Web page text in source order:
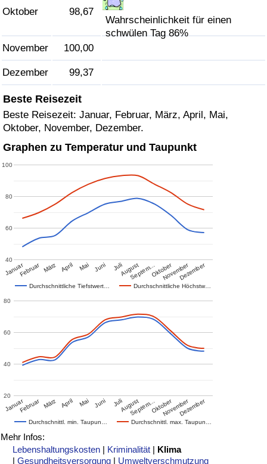
Oktober 98,67
Wahrscheinlichkeit für einen
schwülen Tag 86%
November
100,00
Dezember 99,37
Beste Reisezeit
Beste Reisezeit: Januar, Februar, März, April, Mai,
Oktober, November, Dezember.
Graphen zu Temperatur und Taupunkt
Durchschnittliche Tiefstwert… Durchschnittliche Höchstw…
JanuarFebruar März April Mai Juni JuliAugustSeptem…OktoberNovemberDezember
40
60
80
100
Durchschnittl. min. Taupun… Durchschnittl. max. Taupun…
JanuarFebruar März April Mai Juni JuliAugustSeptem…OktoberNovemberDezember
20
40
60
80
Mehr Infos:
Lebenshaltungskosten | Kriminalität | Klima
|Gesundheitsversorgung | Umweltverschmutzung